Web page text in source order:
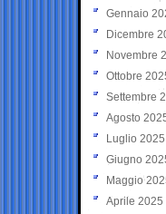
Gennaio
Dicembre
Novembre
Ottobre
Settembre
Agosto
Luglio 2025
Giugno
Maggio
Aprile 2025